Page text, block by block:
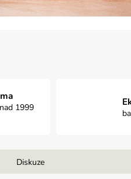
1999
Diskuze